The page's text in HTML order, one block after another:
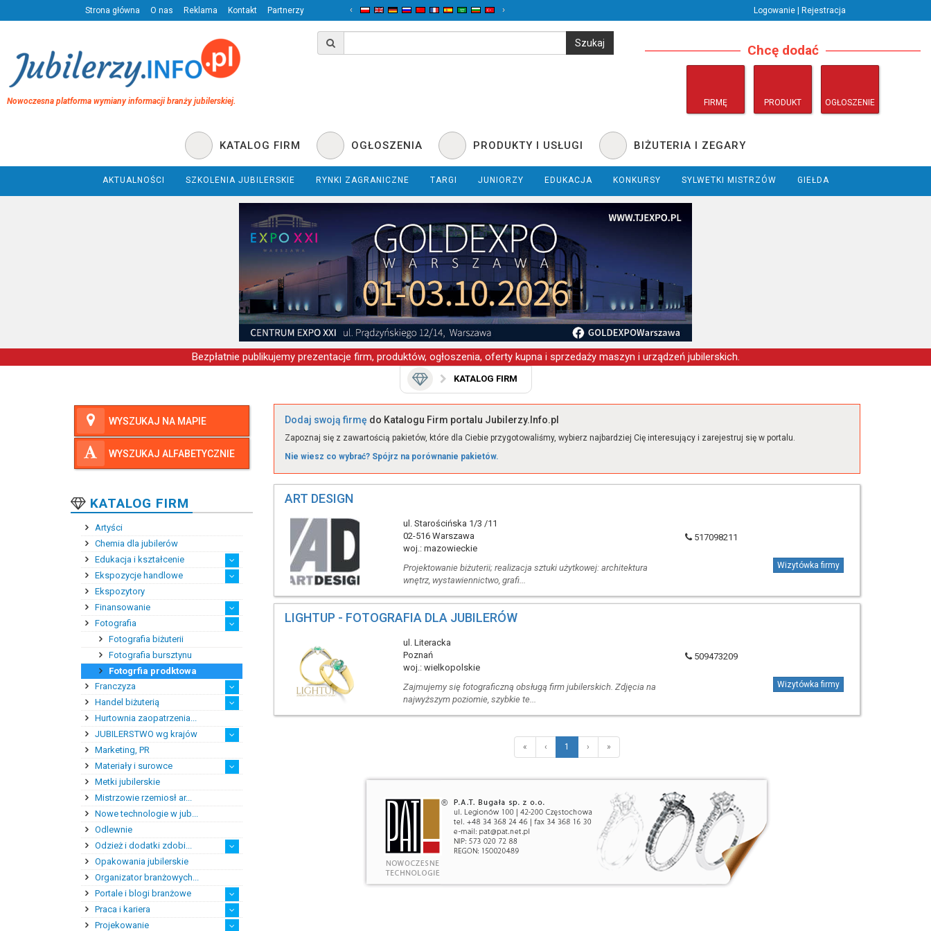
Strona główna O nas Reklama Kontakt Partnerzy ‹ › Logowanie | Rejestracja
Nowoczesna platforma wymiany informacji branży jubilerskiej.
Chcę dodać
FIRMĘ PRODUKT OGŁOSZENIE
KATALOG FIRM OGŁOSZENIA PRODUKTY I USŁUGI BIŻUTERIA I ZEGARY
AKTUALNOŚCI SZKOLENIA JUBILERSKIE RYNKI ZAGRANICZNE TARGI JUNIORZY EDUKACJA KONKURSY SYLWETKI MISTRZÓW GIEŁDA
Bezpłatnie publikujemy prezentacje firm, produktów, ogłoszenia, oferty kupna i sprzedaży maszyn i urządzeń jubilerskich.
KATALOG FIRM
WYSZUKAJ NA MAPIE
WYSZUKAJ ALFABETYCZNIE
KATALOG FIRM
Artyści
Chemia dla jubilerów
Edukacja i kształcenie
Kształcenie podyplomowe
Kursy i szkolenia zawo...
Praktyki i staże zawodowe
Szkoły zawodowe
Wyższe szkoły zawodowe
Zagraniczne szkoły bra...
Średnie szkoły zawodowe
Ekspozycje handlowe
Ekspozytory reklamowe
Klimatyzacja salonów j...
Meble ekspozycyjne
Oświetlenie ekspozycji...
Systemy przeciwkradzie...
Ekspozytory
Finansowanie
Banki
Doradztwo finansowe
Dotacje
Faktoring
Fundusze pozostałe
Fundusze wysokiego ryzyka
Prywatni inwestorzy
Fotografia
Fotografia biżuterii
Fotografia bursztynu
Fotogrfia prodktowa
Franczyza
Doradztwo franczyzowe
Franczyzobiorcy
Franczyzodawcy
Handel biżuterią
E-hurtownie jubilerskie
E-sklepy jubilerskie
Eksporter biżuterii
Handel detaliczny biżu...
Handel detaliczny sztu...
Handel hurtowy biżuterią
Handel hurtowy sztuczn...
Importer biżuterii
Pośrednictwo handlowe
Sklepy i salony jubile...
Sklepy ze sztuczną biż...
Hurtownia zaopatrzenia...
JUBILERSTWO wg krajów
Niemcy
Polska
Szwecja
USA
Marketing, PR
Materiały i surowce
Bursztyn
Kamienie jubilersko-oz...
Kamienie syntetyczne
Kamienie szlachetne
Metale szlachetne
Półfabrykaty do produk...
Pozostałe materiały i ...
Metki jubilerskie
Mistrzowie rzemiosł ar...
Nowe technologie w jub...
Odlewnie
Odzież i dodatki zdobi...
Odzież damska i dodatki
Odzież męska i dodatki
Okulary
Suknie ślubne
Opakowania jubilerskie
Organizator branżowych...
Portale i blogi branżowe
Blogi branżowe
Portale branżowe
Praca i kariera
Doradztwo zawodowe
Pośrednictwo pracy
Praktyki zawodowe
Projekowanie
Dodaj swoją firmę do Katalogu Firm portalu Jubilerzy.Info.pl
Zapoznaj się z zawartością pakietów, które dla Ciebie przygotowaliśmy, wybierz najbardziej Cię interesujący i zarejestruj się w portalu.
Nie wiesz co wybrać? Spójrz na porównanie pakietów.
ART DESIGN
ul. Starościńska 1/3 /11
02-516 Warszawa
woj.: mazowieckie
Projektowanie biżuterii; realizacja sztuki użytkowej: architektura
wnętrz, wystawiennictwo, grafi...
517098211
Wizytówka firmy
LIGHTUP - FOTOGRAFIA DLA JUBILERÓW
ul. Literacka
Poznań
woj.: wielkopolskie
Zajmujemy się fotograficzną obsługą firm jubilerskich. Zdjęcia na
najwyższym poziomie, szybkie te...
509473209
Wizytówka firmy
« ‹ 1 › »